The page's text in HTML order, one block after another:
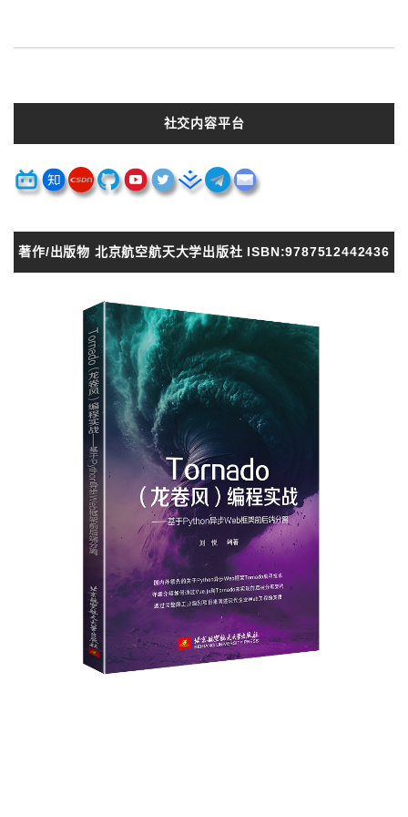
社交内容平台
著作/出版物 北京航空航天大学出版社 ISBN:9787512442436